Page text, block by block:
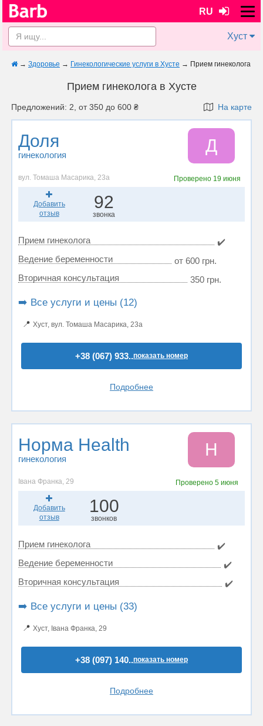
RU
Хуст
→ Здоровье → Гинекологические услуги в Хусте → Прием гинеколога
Прием гинеколога в Хусте
Предложений: 2, от 350 до 600 ₴ На карте
Доля
гинекология Д
вул. Томаша Масарика, 23а Проверено 19 июня
Добавить
отзыв
92
звонка
Прием гинеколога
✔️
Ведение беременности
от 600 грн.
Вторичная консультация
350 грн.
➡️ Все услуги и цены (12)
📍 Хуст, вул. Томаша Масарика, 23а
+38 (067) 933..показать номер
Подробнее
Норма Health
гинекология Н
Івана Франка, 29 Проверено5 июня
Добавить
отзыв
100
звонков
Прием гинеколога
✔️
Ведение беременности
✔️
Вторичная консультация
✔️
➡️ Все услуги и цены (33)
📍 Хуст, Івана Франка, 29
+38 (097) 140..показать номер
Подробнее